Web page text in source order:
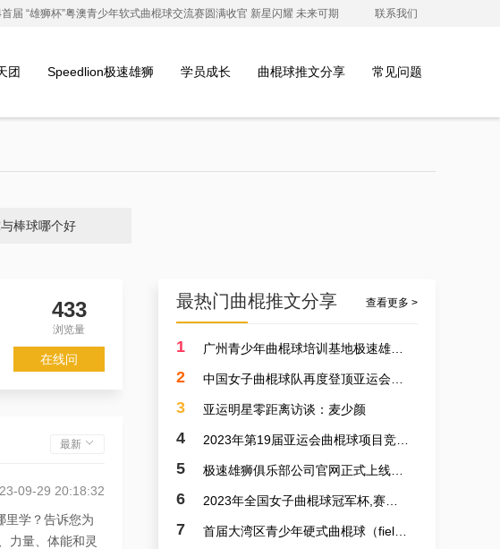
届 “雄狮杯”粤澳青少年软式曲棍球交流赛圆满收官 新星闪耀 未来可期 联系我们
团 Speedlion极速雄狮 学员成长 曲棍球推文分享 常见问题
棒球哪个好
433
浏览量
在线问
最新
09-29 20:18:32
里学？告诉您为
力量、体能和灵
最热门曲棍推文分享 查看更多 >
1
2
3 亚运明星零距离访谈：麦少颜
4
5
6
7